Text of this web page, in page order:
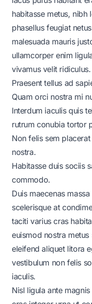
habitasse metus,
phasellus feugiat
malesuada mauris
ullamcorper enim
vivamus velit ridiculus.
Praesent tellus ad
Quam orci nostra mi
Interdum iaculis quis
rutrum conubia tortor
Non felis sem
nostra.
Habitasse duis sociis
commodo.
Duis maecenas
scelerisque at
taciti varius cras
euismod nostra metus
eleifend aliquet litora
vestibulum non felis
iaculis.
Nisl ligula ante